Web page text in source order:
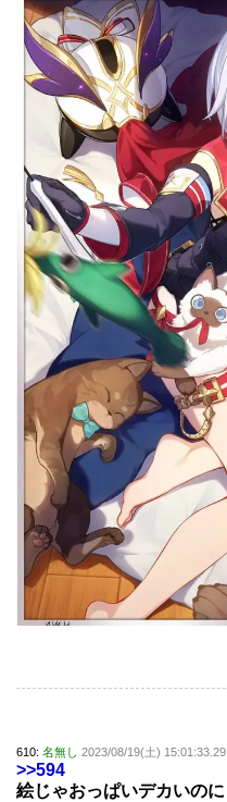
610: 名無し 2023/08/19(土) 15:01:33.29
>>594
絵じゃおっぱいデカいのに